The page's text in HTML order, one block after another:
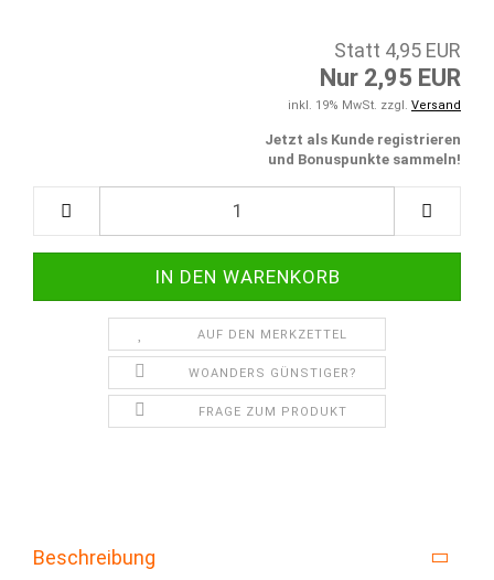
Statt 4,95 EUR
Nur 2,95 EUR
inkl. 19% MwSt. zzgl. Versand
Jetzt als Kunde registrieren
und Bonuspunkte sammeln!
AUF DEN MERKZETTEL
WOANDERS GÜNSTIGER?
FRAGE ZUM PRODUKT
Beschreibung